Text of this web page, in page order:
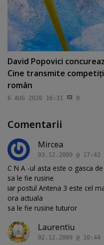
David Popovici
Cine transmite
român
6 AUG 2026 16:31 0
Comentarii
Mircea
03.12.2009 @ 17:42
C N A -ul asta este o gasca
sa le fie rusine
iar postul Antena 3 este cel
ora actuala
sa le fie rusine tuturor
Laurentiu
02.12.2009 @ 10:44